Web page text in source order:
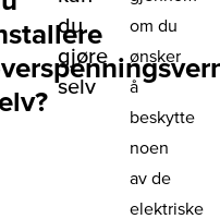
du
gjøre
selv
om du
ønsker
å
beskytte
noen
av de
elektriske